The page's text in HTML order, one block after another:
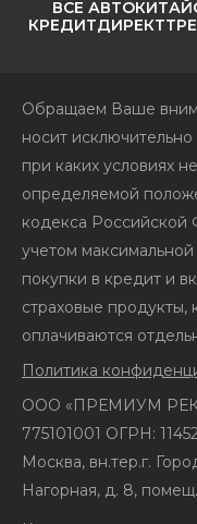
ВСЕ АВТО
КРЕДИТДИРЕКТ
Обращаем Ваше
носит
при каких условиях
определяемой
кодекса Российской
учетом
покупки в кредит и
страховые продукты,
оплачиваются
Политика
ООО «ПРЕМИУМ
775101001 ОГРН:
Москва, вн.тер.г.
Нагорная, д. 8, помещ.